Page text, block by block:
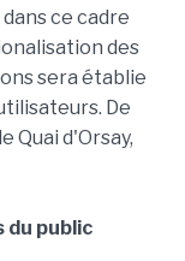
ce cadre
des
sera établie
De
Quai d'Orsay,
du public